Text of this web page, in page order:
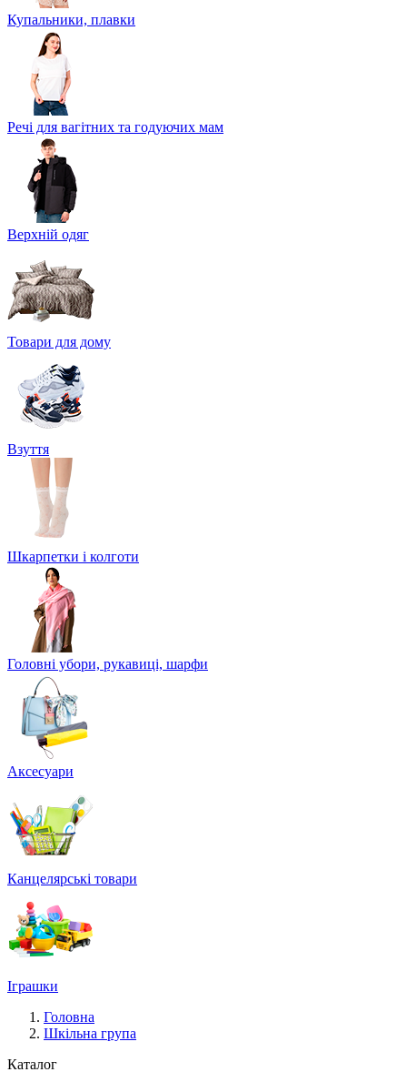
Купальники, плавки
Речі для вагітних та годуючих мам
Верхній одяг
Товари для дому
Взуття
Шкарпетки і колготи
Головні убори, рукавиці, шарфи
Аксесуари
Канцелярські товари
Іграшки
Головна
Шкільна група
Каталог